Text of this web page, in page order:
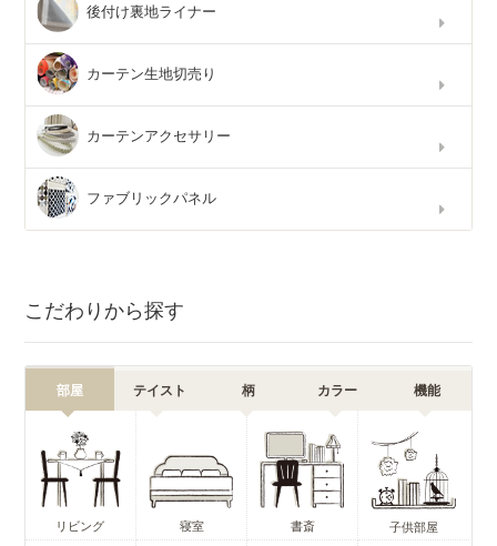
後付け裏地ライナー
カーテン生地切売り
カーテンアクセサリー
ファブリックパネル
こだわりから探す
部屋 テイスト 柄 カラー 機能
リビング 寝室 書斎 子供部屋